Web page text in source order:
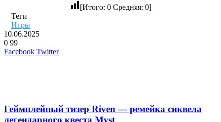
[Итого: 0Средняя: 0]
Теги
Игры
10.06.2025
0 99
Facebook TwitterLinkedIn
Pinterest
Вконтакте
Одноклассники
Skype
WhatsApp
Telegram
Viber
Геймплейный тизер Riven — ремейка сиквела
легендарного квеста Myst